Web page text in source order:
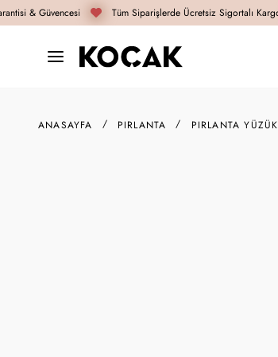
& Güvencesi Tüm Siparişlerde Ücretsiz Sigortalı Kargo
ANASAYFA PIRLANTA PIRLANTA YÜZÜK